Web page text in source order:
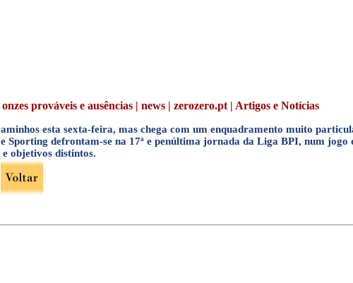
prováveis e ausências | news | zerozero.pt | Artigos e Notícias
esta sexta-feira, mas chega com um enquadramento muito
Sporting defrontam-se na 17ª e penúltima jornada da Liga BPI, num jogo
objetivos distintos.